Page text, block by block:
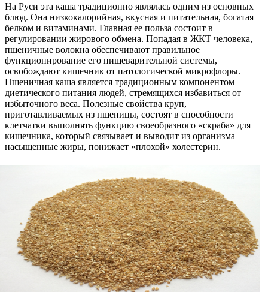
На Руси эта каша традиционно являлась одним из основных
блюд. Она низкокалорийная, вкусная и питательная, богатая
белком и витаминами. Главная ее польза состоит в
регулировании жирового обмена. Попадая в ЖКТ человека,
пшеничные волокна обеспечивают правильное
функционирование его пищеварительной системы,
освобождают кишечник от патологической микрофлоры.
Пшеничная каша является традиционным компонентом
диетического питания людей, стремящихся избавиться от
избыточного веса. Полезные свойства круп,
приготавливаемых из пшеницы, состоят в способности
клетчатки выполнять функцию своеобразного «скраба» для
кишечника, который связывает и выводит из организма
насыщенные жиры, понижает «плохой» холестерин.